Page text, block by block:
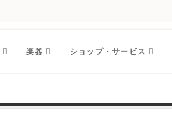
楽器 ショップ・サービス